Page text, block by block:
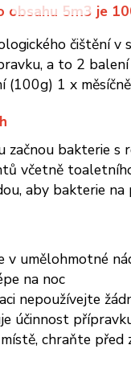
obsahu 5m3 je
čištění v
a to 2
1 x
začnou bakterie s
včetně
aby bakterie na
v umělohmotné
na noc
nepoužívejte
účinnost
chraňte před